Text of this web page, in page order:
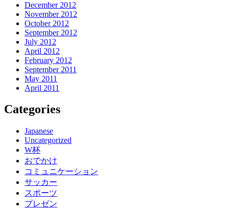
December 2012
November 2012
October 2012
September 2012
July 2012
April 2012
February 2012
September 2011
May 2011
April 2011
Categories
Japanese
Uncategorized
W杯
おでかけ
コミュニケーション
サッカー
スポーツ
プレゼン